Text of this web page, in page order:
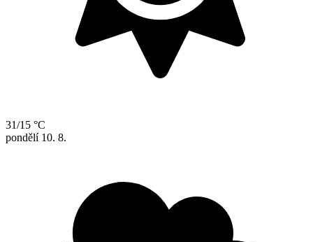
31/15 °C
pondělí 10. 8.